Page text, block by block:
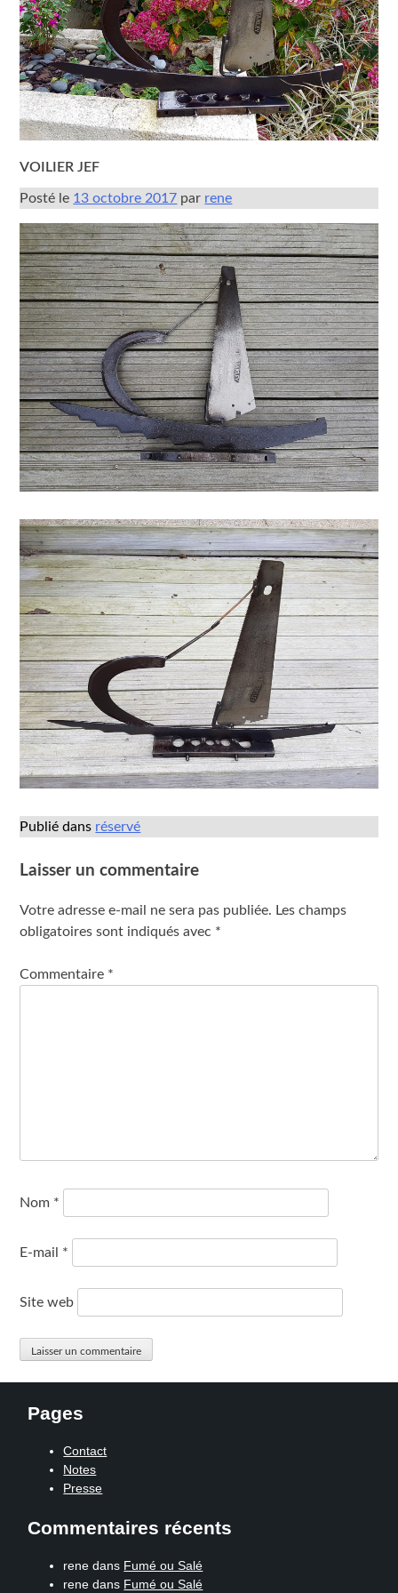
VOILIER JEF
Posté le 13 octobre 2017 par rene
Publié dans réservé
Laisser un commentaire
Votre adresse e-mail ne sera pas publiée. Les champs
obligatoires sont indiqués avec *
Commentaire *
Nom *
E-mail *
Site web
Pages
Contact
Notes
Presse
Commentaires récents
rene dans Fumé ou Salé
rene dans Fumé ou Salé